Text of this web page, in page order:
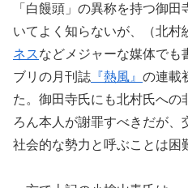
「白饅頭」の異称を持つ御
いてよく知らないが、（北村
ネスなどメジャーな媒体でも
ブリの月刊誌 『熱風』 の連載
た。御田寺氏にも北村氏への
ろん本人が謝罪すべきだが、
社会的な勢力と呼ぶことは困